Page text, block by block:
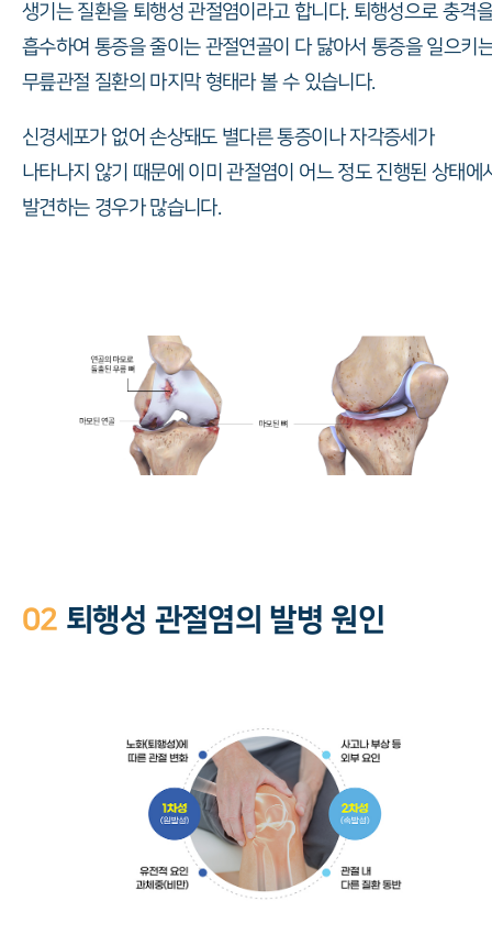
생기는 질환을 퇴행성 관절염이라고 합니다. 퇴행성으로 충격을
흡수하여 통증을 줄이는 관절연골이 다 닳아서 통증을 일으키
무릎관절 질환의 마지막 형태라 볼 수 있습니다.
신경세포가 없어 손상돼도 별다른 통증이나 자각증세가
나타나지 않기 때문에 이미 관절염이 어느 정도 진행된 상태에
발견하는 경우가 많습니다.
02 퇴행성 관절염의 발병 원인